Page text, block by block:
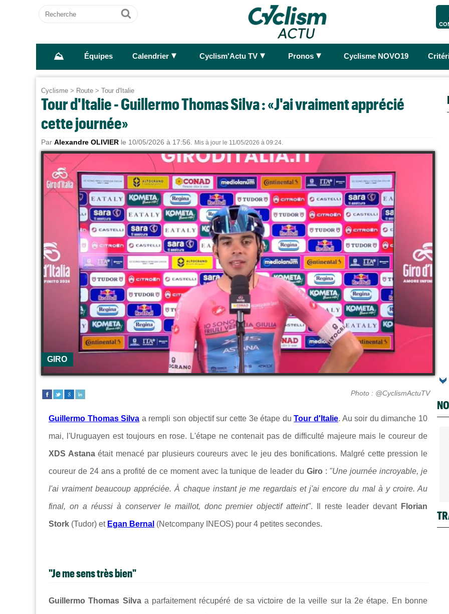
Recherche
Ok
⛰ Équipes Calendrier ► Cyclism'Actu TV ► Pronos ► Cyclisme NOVO19
Cyclisme > Route > Tour d'Italie
Tour d'Italie - Guillermo Thomas Silva : «J'ai vraiment apprécié
cette journée»
Par Alexandre OLIVIER le 10/05/2026 à 17:56. Mis à jour le 11/05/2026 à 09:24.
GIRO
Photo : @CyclismActuTV
Guillermo Thomas Silva a rempli son objectif sur cette 3e étape duTour d'Italie. Au soir du dimanche 10
mai, l'Uruguayen est toujours en rose. L'étape ne contenait pas de difficulté majeure mais le coureur de
XDS Astanaétait menacé par plusieurs coureurs avec le jeu des bonifications. Malgré cette pression le
coureur de 24 ans a profité de ce moment avec la tunique de leader du Giro : "Une journée incroyable, je
l'ai vraiment beaucoup appréciée. À chaque instant je me regardais et j'ai encore du mal à y croire. Au
final, on a réussi à conserver le maillot, donc premier objectif atteint". Il reste leader devant Florian
Stork (Tudor) et Egan Bernal (Netcompany INEOS) pour 4 petites secondes.
"Je me sens très bien"
Guillermo Thomas Silvaa parfaitement récupéré de sa victoire de la veille sur la 2e étape. En bonne